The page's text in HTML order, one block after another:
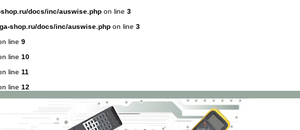
docs/inc/auswise.php on line 3
shop.ru/docs/inc/auswise.php on line 3
line 9
line 10
line 11
line 12